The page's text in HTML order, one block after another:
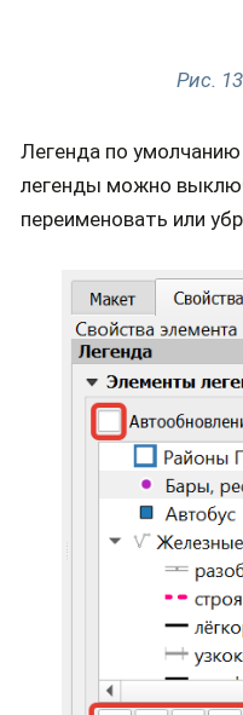
Рис.
Легенда по
легенды можно
переименовать или